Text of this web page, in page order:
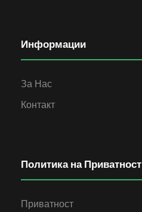
Информации
За Нас
Контакт
Политика на Приватност
Приватност